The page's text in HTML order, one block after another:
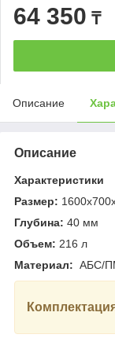
64 350 ₸
Описание
Описание
Характеристики
Размер:
Глубина: 40 мм
Объем: 216 л
Материал: АБС/